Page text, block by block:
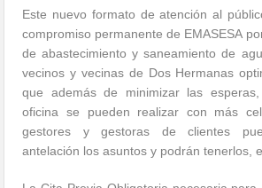
Este nuevo formato de atención al
compromiso permanente de EMASESA
de abastecimiento y saneamiento de
vecinos y vecinas de Dos Hermanas
que además de minimizar las
oficina se pueden realizar con más
gestores y gestoras de clientes
antelación los asuntos y podrán tenerlos,